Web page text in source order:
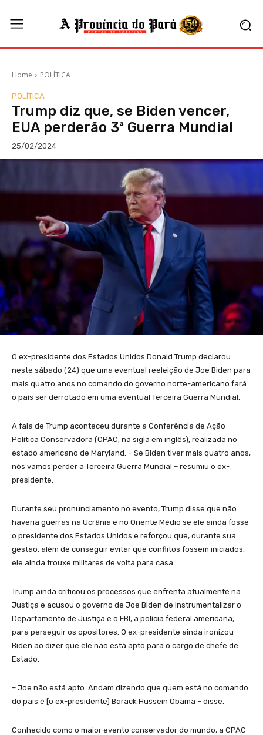
Home POLÍTICA
POLÍTICA
Trump diz que, se Biden vencer,
EUA perderão 3ª Guerra Mundial
25/02/2024
O ex-presidente dos Estados Unidos Donald Trump declarou
neste sábado (24) que uma eventual reeleição de Joe Biden para
mais quatro anos no comando do governo norte-americano fará
o país ser derrotado em uma eventual Terceira Guerra Mundial.
A fala de Trump aconteceu durante a Conferência de Ação
Política Conservadora (CPAC, na sigla em inglês), realizada no
estado americano de Maryland. – Se Biden tiver mais quatro anos,
nós vamos perder a Terceira Guerra Mundial – resumiu o ex-
presidente.
Durante seu pronunciamento no evento, Trump disse que não
haveria guerras na Ucrânia e no Oriente Médio se ele ainda fosse
o presidente dos Estados Unidos e reforçou que, durante sua
gestão, além de conseguir evitar que conflitos fossem iniciados,
ele ainda trouxe militares de volta para casa.
Trump ainda criticou os processos que enfrenta atualmente na
Justiça e acusou o governo de Joe Biden de instrumentalizar o
Departamento de Justiça e o FBI, a polícia federal americana,
para perseguir os opositores. O ex-presidente ainda ironizou
Biden ao dizer que ele não está apto para o cargo de chefe de
Estado.
– Joe não está apto. Andam dizendo que quem está no comando
do país é [o ex-presidente] Barack Hussein Obama – disse.
Conhecido como o maior evento conservador do mundo, a CPAC